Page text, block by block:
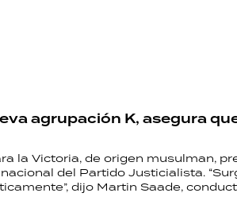
agrupación K, asegura
la Victoria, de origen musulman,
del Partido Justicialista.
dijo Martin Saade,